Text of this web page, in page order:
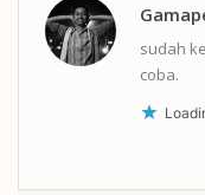
sudah
coba.